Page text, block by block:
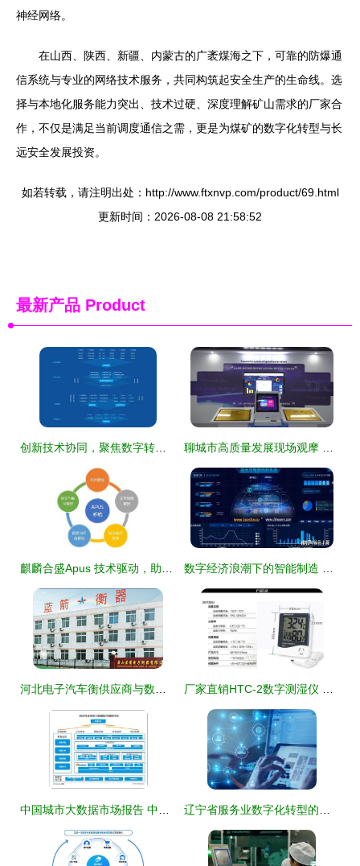
神经网络。
在山西、陕西、新疆、内蒙古的广袤煤海之下，可靠的防爆通
信系统与专业的网络技术服务，共同构筑起安全生产的生命线。选
择与本地化服务能力突出、技术过硬、深度理解矿山需求的厂家合
作，不仅是满足当前调度通信之需，更是为煤矿的数字化转型与长
远安全发展投资。
如若转载，请注明出处：http://www.ftxnvp.com/product/69.html
更新时间：2026-08-08 21:58:52
最新产品 Product